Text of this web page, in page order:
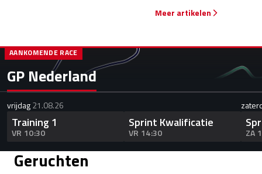
Meer artikelen
GP Nederland
AANKOMENDE RACE
vrijdag21.08.26
Training 1
VR 10:30
Sprint Kwalificatie
VR 14:30 ZA
Geruchten